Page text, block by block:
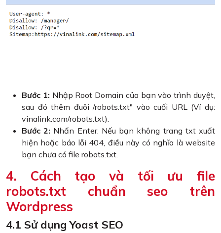
Bước 1: Nhập Root Domain của bạn vào trình duyệt,
sau đó thêm đuôi /robots.txt" vào cuối URL (Ví dụ:
vinalink.com/robots.txt).
Bước 2: Nhấn Enter. Nếu bạn không trang txt xuất
hiện hoặc báo lỗi 404, điều này có nghĩa là website
bạn chưa có file robots.txt.
4. Cách tạo và tối ưu file
robots.txt chuẩn seo trên
Wordpress
4.1 Sử dụng Yoast SEO